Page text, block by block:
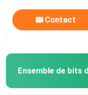
Commande
Fraises en spirale
Forets ennuyeux
Contact
Ensemble de bits